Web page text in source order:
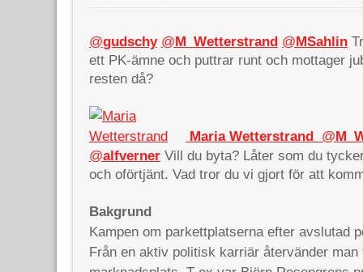
@gudschy @M_Wetterstrand @MSahlin
ett PK-ämne och puttrar runt och mottager
resten då?
Maria Wetterstrand ‏ @
@alfverner Vill du byta? Låter som du
och oförtjänt. Vad tror du vi gjort för att
Bakgrund
Kampen om parkettplatserna efter avslutad
Från en aktiv politisk karriär återvänder